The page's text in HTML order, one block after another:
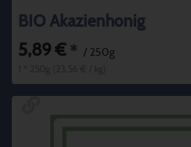
BIO Akazienhonig
5,89 € * / 250g